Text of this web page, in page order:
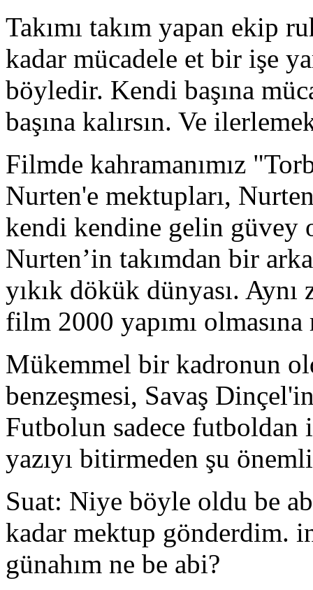
Takımı takım yapan ekip
kadar mücadele et bir işe
böyledir. Kendi başına
başına kalırsın. Ve
Filmde kahramanımız
Nurten'e mektupları,
kendi kendine gelin güvey
Nurten’in takımdan bir
yıkık dökük dünyası.
film 2000 yapımı olmasına
Mükemmel bir kadronun
benzeşmesi, Savaş
Futbolun sadece futboldan
yazıyı bitirmeden şu
Suat: Niye böyle oldu be
kadar mektup gönderdim.
günahım ne be abi?